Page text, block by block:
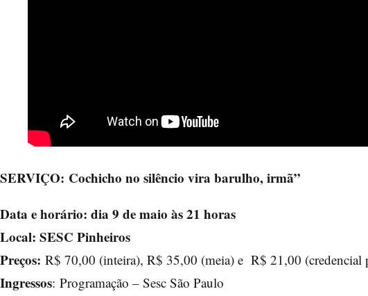
SERVIÇO: Cochicho no silêncio vira barulho, irmã”
Data e horário: dia 9 de maio às 21 horas
Local: SESC Pinheiros
Preços: R$ 70,00 (inteira), R$ 35,00 (meia) e R$ 21,00 (credencial
Ingressos: Programação – Sesc São Paulo